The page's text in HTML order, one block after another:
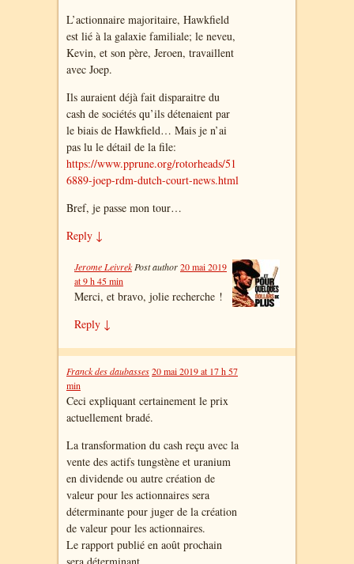
L’actionnaire majoritaire, Hawkfield
est lié à la galaxie familiale; le neveu,
Kevin, et son père, Jeroen, travaillent
avec Joep.
Ils auraient déjà fait disparaitre du
cash de sociétés qu’ils détenaient par
le biais de Hawkfield… Mais je n’ai
pas lu le détail de la file:
https://www.pprune.org/rotorheads/51
6889-joep-rdm-dutch-court-news.html
Bref, je passe mon tour…
Reply ↓
Jerome Leivrek Post author20 mai 2019
at 9 h 45 min
Merci, et bravo, jolie recherche !
Reply ↓
Franck des daubasses20 mai 2019 at 17 h 57
min
Ceci expliquant certainement le prix
actuellement bradé.
La transformation du cash reçu avec la
vente des actifs tungstène et uranium
en dividende ou autre création de
valeur pour les actionnaires sera
déterminante pour juger de la création
de valeur pour les actionnaires.
Le rapport publié en août prochain
sera déterminant.